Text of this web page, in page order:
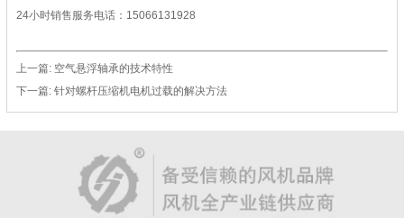
24小时销售服务电话：15066131928
上一篇: 空气悬浮轴承的技术特性
下一篇: 针对螺杆压缩机电机过载的解决方法